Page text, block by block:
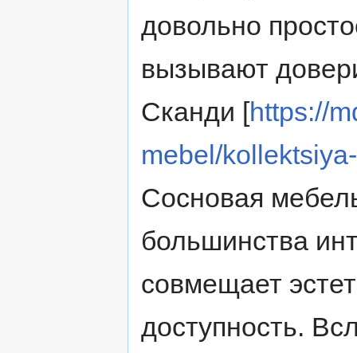
довольно
вызывают
Сканди [https://
mebel/
Сосновая
большинства
совмещает
доступность.